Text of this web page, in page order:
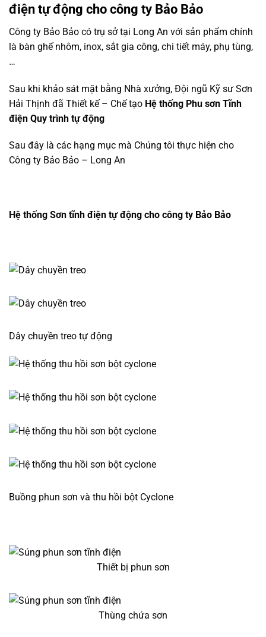
điện tự động cho công ty Bảo Bảo
Công ty Bảo Bảo có trụ sở tại Long An với sản phẩm chính
là bàn ghế nhôm, inox, sắt gia công, chi tiết máy, phụ tùng,
…
Sau khi khảo sát mặt bằng Nhà xưởng, Đội ngũ Kỹ sư Sơn
Hải Thịnh đã Thiết kế – Chế tạo Hệ thống Phu sơn Tĩnh
điện Quy trình tự động
Sau đây là các hạng mục mà Chúng tôi thực hiện cho
Công ty Bảo Bảo – Long An
Hệ thống Sơn tĩnh điện tự động cho công ty Bảo Bảo
Dây chuyền treo tự động
Buồng phun sơn và thu hồi bột Cyclone
Thiết bị phun sơn
Thùng chứa sơn